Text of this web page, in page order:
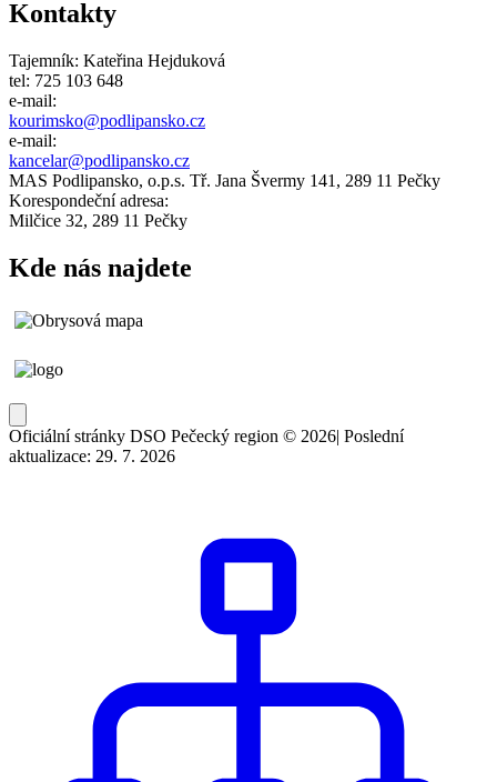
Kontakty
Tajemník: Kateřina Hejduková
tel: 725 103 648
e-mail:
kourimsko@podlipansko.cz
e-mail:
kancelar@podlipansko.cz
MAS Podlipansko, o.p.s. Tř. Jana Švermy 141, 289 11 Pečky
Korespondeční adresa:
Milčice 32, 289 11 Pečky
Kde nás najdete
Oficiální stránky DSO Pečecký region © 2026| Poslední
aktualizace: 29. 7. 2026